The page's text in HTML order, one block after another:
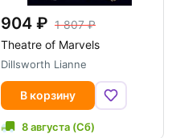
904
1 807
Theatre of Marvels
Dillsworth Lianne
В корзину
8 августа (Сб)